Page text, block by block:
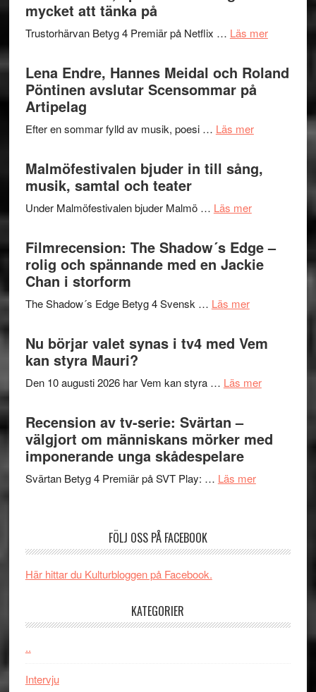
–
Delvis
bortom
terräng
mycket att tänka på
Trustorhärvan Betyg 4 Premiär på Netflix … Läs merom
–
Lena Endre, Hannes Meidal och Roland
Pöntinen avslutar Scensommar på
Artipelag
Efter en sommar fylld av musik, poesi … Läs merom
Hannes
Pöntinen
avslutar
Malmöfestivalen bjuder in till sång,
musik, samtal och teater
Under Malmöfestivalen bjuder Malmö … Läs merom
in
till
och
Filmrecension: The Shadow´s Edge –
rolig och spännande med en Jackie
Chan i storform
The Shadow´s Edge Betyg 4 Svensk … Läs merom
Shadow
Edge
och
en
storform
Nu börjar valet synas i tv4 med Vem
kan styra Mauri?
Den 10 augusti 2026 har Vem kan styra … Läs merom
valet
synas
styra
Recension av tv-serie: Svärtan –
välgjort om människans mörker med
imponerande unga skådespelare
Svärtan Betyg 4 Premiär på SVT Play: … Läs merom
människans
FÖLJ OSS PÅ FACEBOOK
Här hittar du Kulturbloggen på Facebook.
KATEGORIER
..
Intervju